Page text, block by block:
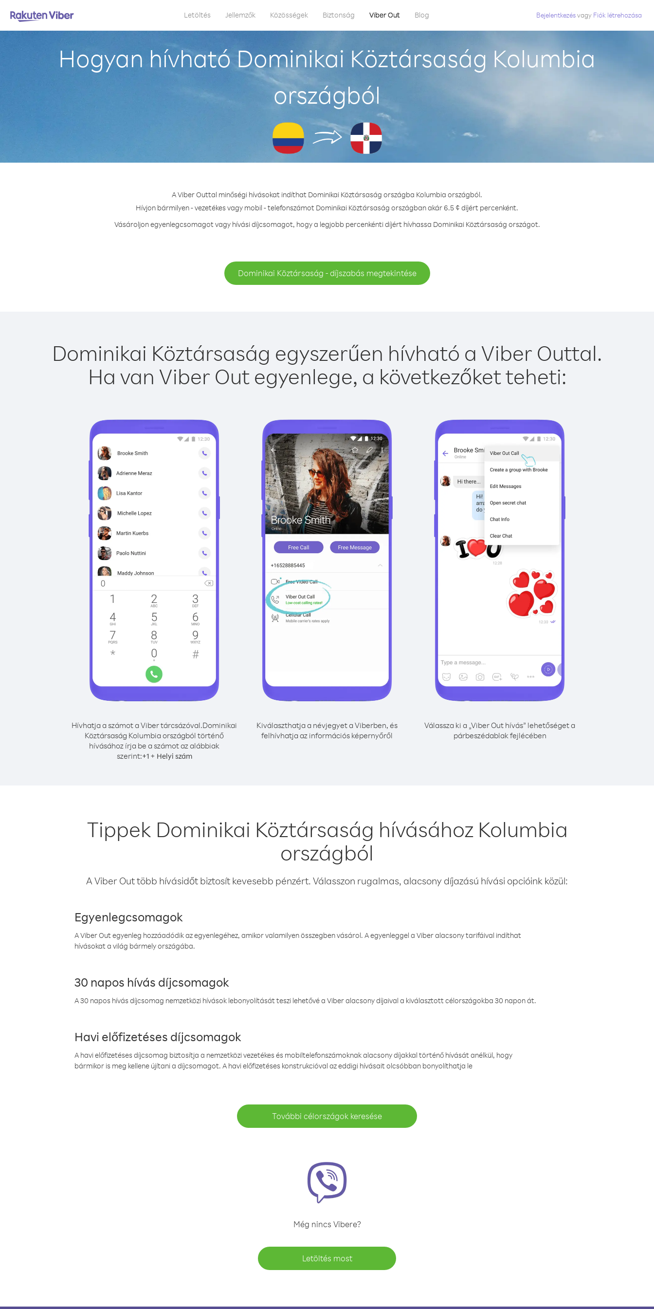
Letöltés Jellemzők Közösségek Biztonság Viber Out Blog Bejelentkezésvagy Fiók létrehozása
Hogyan hívható Dominikai Köztársaság Kolumbia
országból
A Viber Outtal minőségi hívásokat indíthat Dominikai Köztársaság országba Kolumbia országból.
Hívjon bármilyen - vezetékes vagy mobil - telefonszámot Dominikai Köztársaság országban akár 6.5 ¢ díjért percenként.
Vásároljon egyenlegcsomagot vagy hívási díjcsomagot, hogy a legjobb percenkénti díjért hívhassa Dominikai Köztársaság országot.
Dominikai Köztársaság - díjszabás megtekintése
Dominikai Köztársaság egyszerűen hívható a Viber Outtal.
Ha van Viber Out egyenlege, a következőket teheti:
Hívhatja a számot a Viber tárcsázóval.Dominikai
Köztársaság Kolumbia országból történő
hívásához írja be a számot az alábbiak
szerint:+1+ Helyi szám
Kiválaszthatja a névjegyet a Viberben, és
felhívhatja az információs képernyőről
Válassza ki a „Viber Out hívás” lehetőséget a
párbeszédablak fejlécében
Tippek Dominikai Köztársaság hívásához Kolumbia
országból
A Viber Out több hívásidőt biztosít kevesebb pénzért. Válasszon rugalmas, alacsony díjazású hívási opcióink közül:
Egyenlegcsomagok
A Viber Out egyenleg hozzáadódik az egyenlegéhez, amikor valamilyen összegben vásárol. A egyenleggel a Viber alacsony tarifáival indíthat
hívásokat a világ bármely országába.
30 napos hívás díjcsomagok
A 30 napos hívás díjcsomag nemzetközi hívások lebonyolítását teszi lehetővé a Viber alacsony díjaival a kiválasztott célországokba 30 napon át.
Havi előfizetéses díjcsomagok
A havi előfizetéses díjcsomag biztosítja a nemzetközi vezetékes és mobiltelefonszámoknak alacsony díjakkal történő hívását anélkül, hogy
bármikor is meg kellene újítani a díjcsomagot. A havi előfizetéses konstrukcióval az eddigi hívásait olcsóbban bonyolíthatja le
További célországok keresése
Még nincs Vibere?
Letöltés most